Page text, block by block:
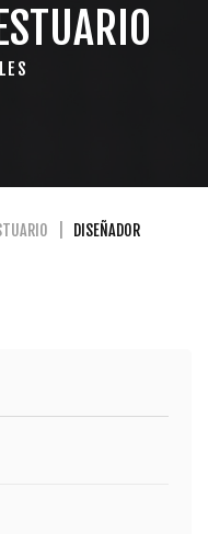
DISEÑADOR